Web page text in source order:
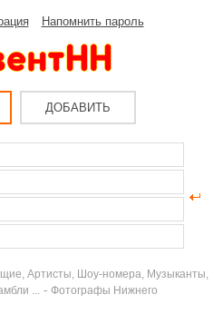
Напомнить пароль
ДОБАВИТЬ
Артисты, Шоу-номера, Музыканты,
...
- Фотографы Нижнего